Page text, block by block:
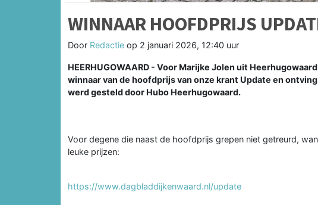
WINNAAR HOOFDPRIJS
Door Redactie op 2 januari 2026, 12:40 uur
HEERHUGOWAARD - Voor Marijke Jolen uit
winnaar van de hoofdprijs van onze krant Update en
werd gesteld door Hubo Heerhugowaard.
Voor degene die naast de hoofdprijs grepen niet getreurd,
leuke prijzen:
https://www.dagbladdijkenwaard.nl/update